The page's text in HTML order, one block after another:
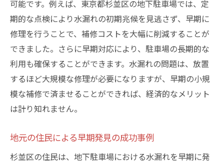
日常点検での水漏れ予防法
雨水侵入を防ぐための効果的な対策
地盤の状態が水漏れに与える影響
専門家による水漏れ診断の必要性
水漏れから車両を守る地下駐車場のメンテナン
ス法
定期メンテナンスの重要性
メンテナンス計画の立て方
車両保護のための防水シートの活用法
可能です。例えば、東京都杉並区の地下駐車場では、定
期的な点検により水漏れの初期兆候を見逃さず、早期に
修理を行うことで、補修コストを大幅に削減することが
できました。さらに早期対応により、駐車場の長期的な
利用も確保することができます。水漏れの問題は、放置
するほど大規模な修理が必要になりますが、早期の小規
模な補修で済ませることができれば、経済的なメリット
は計り知れません。
地元の住民による早期発見の成功事例
杉並区の住民は、地下駐車場における水漏れを早期に発